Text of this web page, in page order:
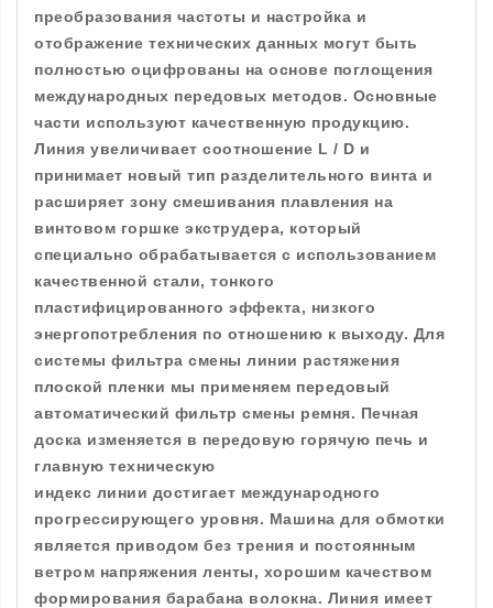
преобразования частоты и настройка и
отображение технических данных могут быть
полностью оцифрованы на основе поглощения
международных передовых методов. Основные
части используют качественную продукцию.
Линия увеличивает соотношение L / D и
принимает новый тип разделительного винта и
расширяет зону смешивания плавления на
винтовом горшке экструдера, который
специально обрабатывается с использованием
качественной стали, тонкого
пластифицированного эффекта, низкого
энергопотребления по отношению к выходу. Для
системы фильтра смены линии растяжения
плоской пленки мы применяем передовый
автоматический фильтр смены ремня. Печная
доска изменяется в передовую горячую печь и
главную техническую
индекс линии достигает международного
прогрессирующего уровня. Машина для обмотки
является приводом без трения и постоянным
ветром напряжения ленты, хорошим качеством
формирования барабана волокна. Линия имеет